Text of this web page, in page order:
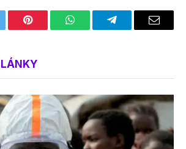
Pinterest WhatsAppTelegramEmail